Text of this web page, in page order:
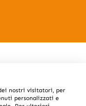
GALATERI, 9 -
371129 -
nostri visitatori, per
personalizzati e